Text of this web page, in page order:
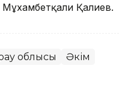
Қалиев.
облысы Әкім